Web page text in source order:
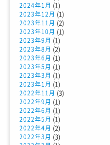
2024年1月 (1)
2023年12月 (1)
2023年11月 (2)
2023年10月 (1)
2023年9月 (1)
2023年8月 (2)
2023年6月 (1)
2023年5月 (1)
2023年3月 (1)
2023年1月 (1)
2022年11月 (3)
2022年9月 (1)
2022年6月 (1)
2022年5月 (1)
2022年4月 (2)
2022年3月 (3)